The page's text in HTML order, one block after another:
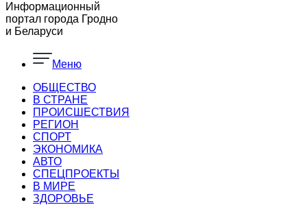
Информационный
портал города Гродно
и Беларуси
Меню
ОБЩЕСТВО
В СТРАНЕ
ПРОИСШЕСТВИЯ
РЕГИОН
CПОРТ
ЭКОНОМИКА
АВТО
СПЕЦПРОЕКТЫ
В МИРЕ
ЗДОРОВЬЕ